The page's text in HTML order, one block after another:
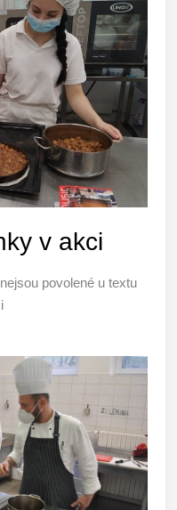
v akci
povolené u textu